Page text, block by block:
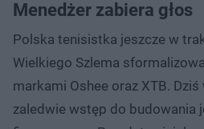
Menedżer zabiera głos
Polska tenisistka jeszcze w
Wielkiego Szlema
markami Oshee oraz XTB.
zaledwie wstęp do budowania